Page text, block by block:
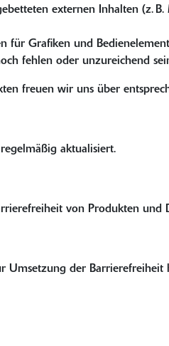
externen Inhalten (z.
Grafiken und
fehlen oder unzureichend
freuen wir uns über
aktualisiert.
von Produkten und
Umsetzung der